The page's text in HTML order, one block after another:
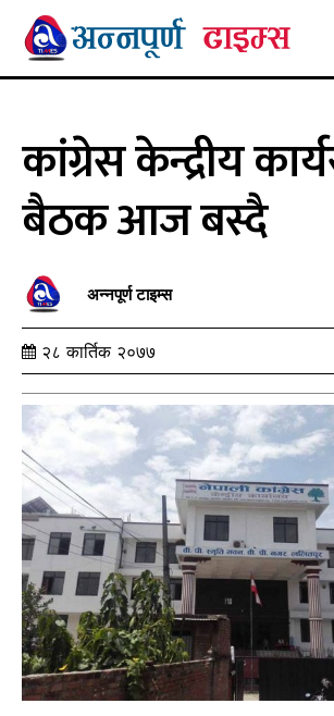
कांग्रेस केन्द्रीय
बैठक आज बस्दै
अन्नपूर्ण टाइम्स
२८ कार्तिक २०७७